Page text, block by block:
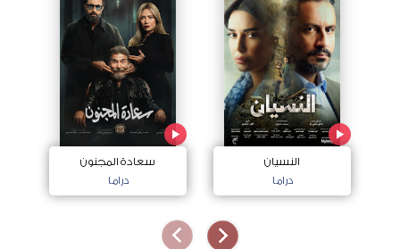
النسيان
دراما
سعادة المجنون
دراما